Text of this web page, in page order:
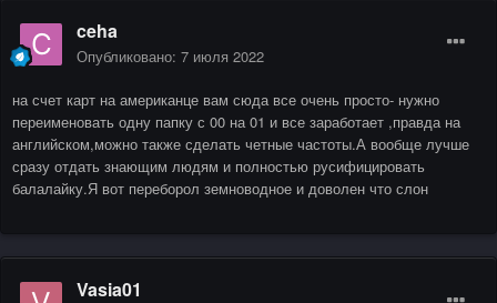
ceha
Опубликовано: 7 июля 2022
на счет карт на американце вам сюда все очень просто- нужно
переименовать одну папку с 00 на 01 и все заработает ,правда на
английском,можно также сделать четные частоты.А вообще лучше
сразу отдать знающим людям и полностью русифицировать
балалайку.Я вот переборол земноводное и доволен что слон
Vasia01